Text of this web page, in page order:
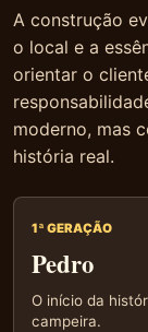
A construção
o local e a
orientar o
moderno, mas
história real.
1ª GERAÇÃO
Pedro
O início da
campeira.